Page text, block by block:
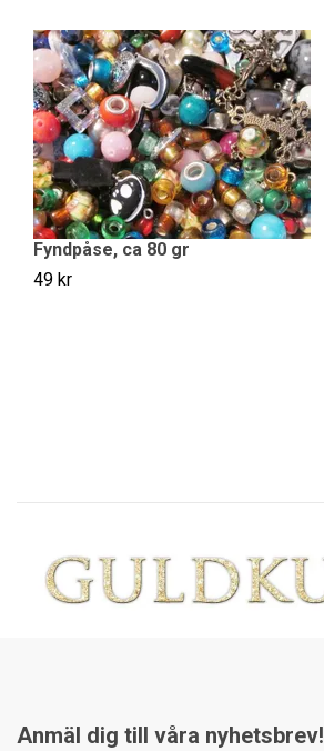
Fyndpåse, ca 80 gr
49 kr
Anmäl dig till våra nyhetsbrev!